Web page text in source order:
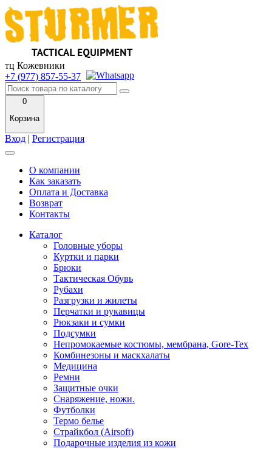
тц Кожевники
+7 (977) 857-55-37
0
Корзина
Вход | Регистрация
О компании
Как заказать
Оплата и Доставка
Возврат
Контакты
Каталог
Головные уборы
Куртки и парки
Брюки
Тактическая Обувь
Рубахи
Разгрузки и жилеты
Перчатки и рукавицы
Рюкзаки и сумки
Подсумки
Непромокаемые костюмы, мембрана, Gore-Tex
Комбинезоны и маскхалаты
Медицина
Ремни
Защитные очки
Снаряжение, ножи.
Футболки
Термо белье
Страйкбол (Airsoft)
Подарочные изделия из кожи